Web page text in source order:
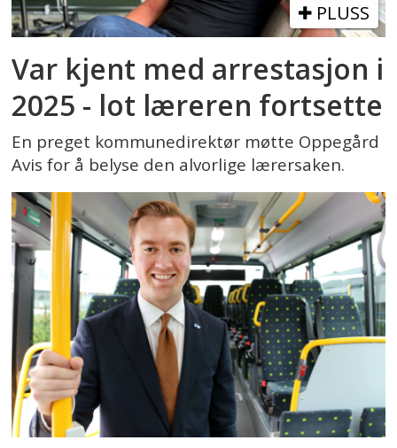
PLUSS
Var kjent med arrestasjon i
2025 - lot læreren fortsette
En preget kommunedirektør møtte Oppegård
Avis for å belyse den alvorlige lærersaken.